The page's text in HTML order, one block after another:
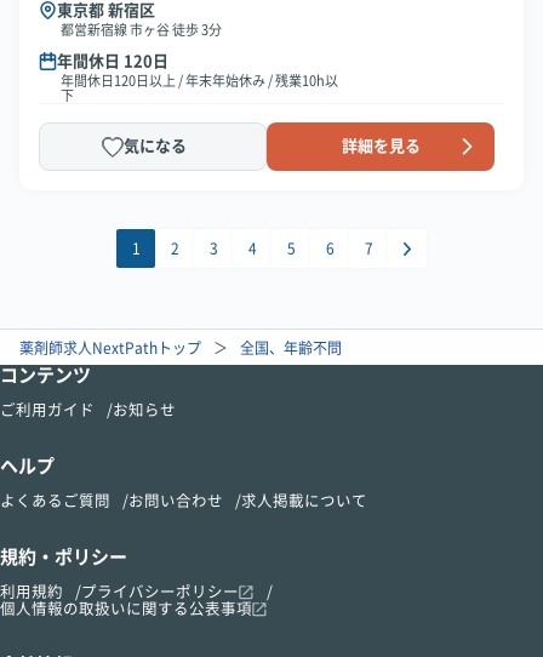
東京都 新宿区
都営新宿線 市ヶ谷 徒歩 3分
年間休日 120日
年間休日120日以上 / 年末年始休み / 残業10h以
下
気になる 詳細を見る
1 2 3 4 5 6 7
薬剤師求人NextPathトップ 全国、年齢不問
コンテンツ
ご利用ガイド お知らせ
ヘルプ
よくあるご質問 お問い合わせ 求人掲載について
規約・ポリシー
利用規約
プライバシーポリシー
個人情報の取扱いに関する公表事項